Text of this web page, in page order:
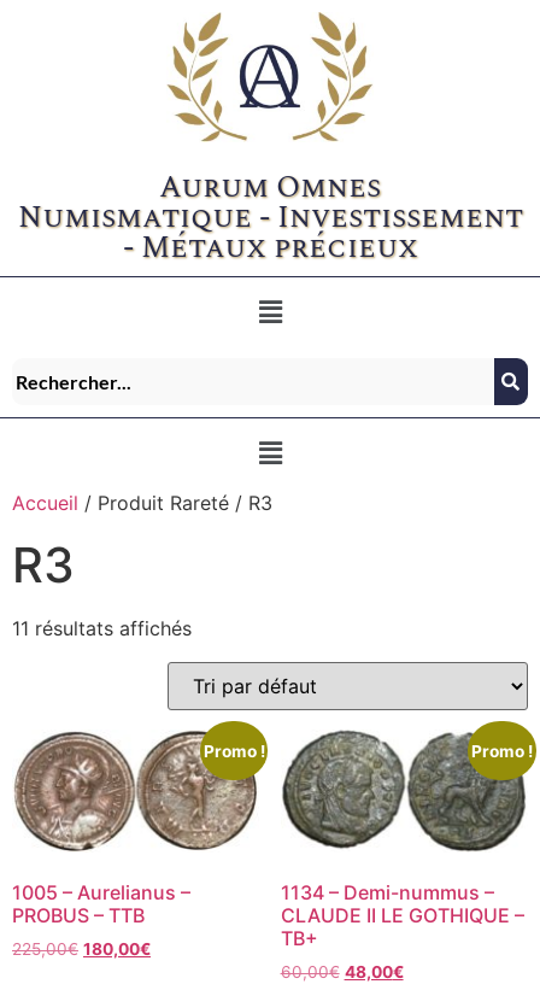
Aurum Omnes
Numismatique - Investissement
- Métaux précieux
Accueil / Produit Rareté / R3
R3
11 résultats affichés
Promo !
1005 – Aurelianus –
PROBUS – TTB
225,00€ 180,00€
Promo !
1134 – Demi-nummus –
CLAUDE II LE GOTHIQUE –
TB+
60,00€ 48,00€